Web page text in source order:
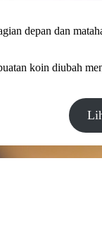
depan dan
koin diubah